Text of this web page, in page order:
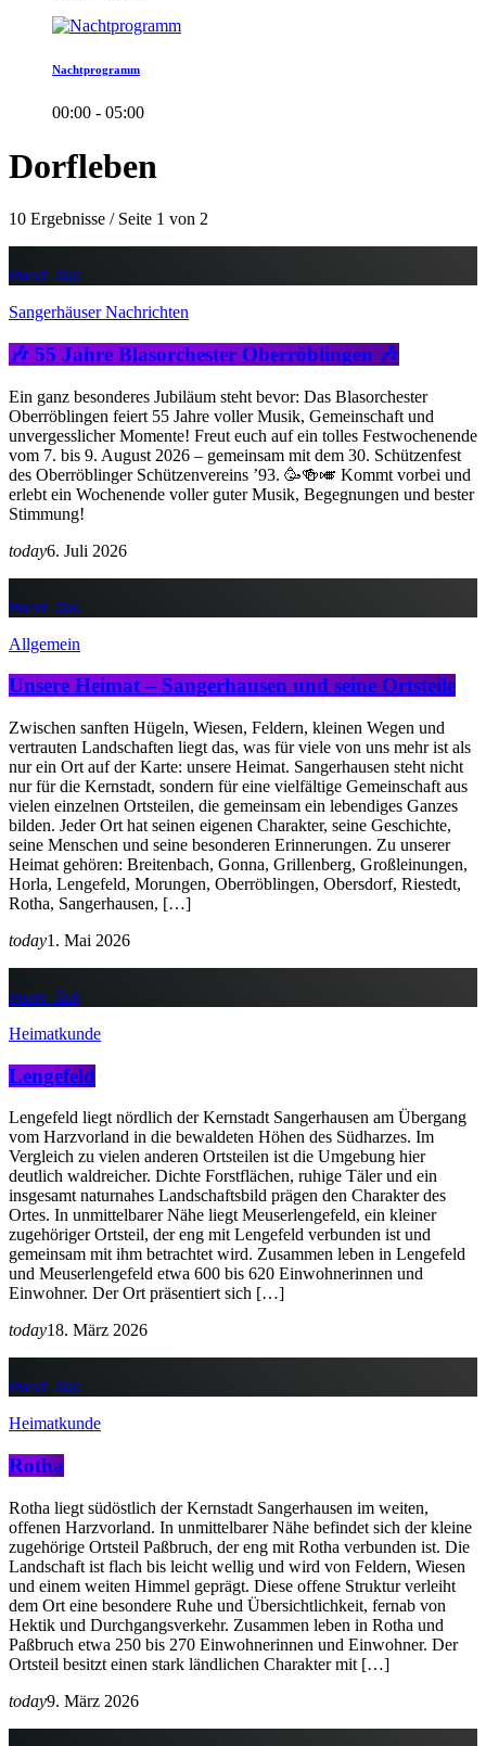
Nachtprogramm
00:00 - 05:00
Dorfleben
10 Ergebnisse / Seite 1 von 2
insert_link
Sangerhäuser Nachrichten
🎶 55 Jahre Blasorchester Oberröblingen 🎶
Ein ganz besonderes Jubiläum steht bevor: Das Blasorchester
Oberröblingen feiert 55 Jahre voller Musik, Gemeinschaft und
unvergesslicher Momente! Freut euch auf ein tolles Festwochenende
vom 7. bis 9. August 2026 – gemeinsam mit dem 30. Schützenfest
des Oberröblinger Schützenvereins ’93. 🥳🍻🎺 Kommt vorbei und
erlebt ein Wochenende voller guter Musik, Begegnungen und bester
Stimmung!
today6. Juli 2026
insert_link
Allgemein
Unsere Heimat – Sangerhausen und seine Ortsteile
Zwischen sanften Hügeln, Wiesen, Feldern, kleinen Wegen und
vertrauten Landschaften liegt das, was für viele von uns mehr ist als
nur ein Ort auf der Karte: unsere Heimat. Sangerhausen steht nicht
nur für die Kernstadt, sondern für eine vielfältige Gemeinschaft aus
vielen einzelnen Ortsteilen, die gemeinsam ein lebendiges Ganzes
bilden. Jeder Ort hat seinen eigenen Charakter, seine Geschichte,
seine Menschen und seine besonderen Erinnerungen. Zu unserer
Heimat gehören: Breitenbach, Gonna, Grillenberg, Großleinungen,
Horla, Lengefeld, Morungen, Oberröblingen, Obersdorf, Riestedt,
Rotha, Sangerhausen, […]
today1. Mai 2026
insert_link
Heimatkunde
Lengefeld
Lengefeld liegt nördlich der Kernstadt Sangerhausen am Übergang
vom Harzvorland in die bewaldeten Höhen des Südharzes. Im
Vergleich zu vielen anderen Ortsteilen ist die Umgebung hier
deutlich waldreicher. Dichte Forstflächen, ruhige Täler und ein
insgesamt naturnahes Landschaftsbild prägen den Charakter des
Ortes. In unmittelbarer Nähe liegt Meuserlengefeld, ein kleiner
zugehöriger Ortsteil, der eng mit Lengefeld verbunden ist und
gemeinsam mit ihm betrachtet wird. Zusammen leben in Lengefeld
und Meuserlengefeld etwa 600 bis 620 Einwohnerinnen und
Einwohner. Der Ort präsentiert sich […]
today18. März 2026
insert_link
Heimatkunde
Rotha
Rotha liegt südöstlich der Kernstadt Sangerhausen im weiten,
offenen Harzvorland. In unmittelbarer Nähe befindet sich der kleine
zugehörige Ortsteil Paßbruch, der eng mit Rotha verbunden ist. Die
Landschaft ist flach bis leicht wellig und wird von Feldern, Wiesen
und einem weiten Himmel geprägt. Diese offene Struktur verleiht
dem Ort eine besondere Ruhe und Übersichtlichkeit, fernab von
Hektik und Durchgangsverkehr. Zusammen leben in Rotha und
Paßbruch etwa 250 bis 270 Einwohnerinnen und Einwohner. Der
Ortsteil besitzt einen stark ländlichen Charakter mit […]
today9. März 2026